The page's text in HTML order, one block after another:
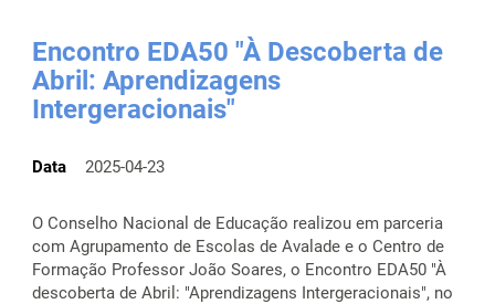
Encontro EDA50 "À Descoberta de
Abril: Aprendizagens
Intergeracionais"
Data 2025-04-23
O Conselho Nacional de Educação realizou em parceria
com Agrupamento de Escolas de Avalade e o Centro de
Formação Professor João Soares, o Encontro EDA50 "À
descoberta de Abril: "Aprendizagens Intergeracionais", no